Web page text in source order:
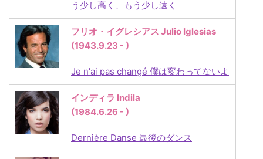
う少し高く、もう少し遠く
フリオ・イグレシアス Julio Iglesias
(1943.9.23 - )
Je n'ai pas changé 僕は変わってないよ
インディラ Indila
(1984.6.26 - )
Dernière Danse 最後のダンス